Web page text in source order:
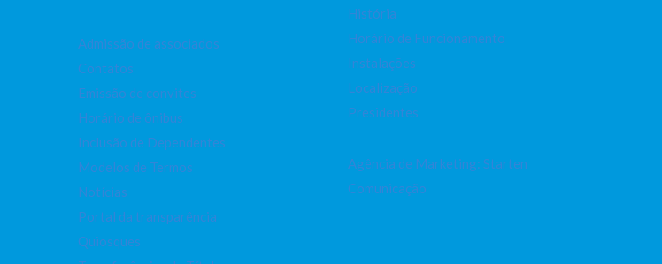
Admissão de associados
Contatos
Emissão de convites
Horário de ônibus
Inclusão de Dependentes
Modelos de Termos
Notícias
Portal da transparência
Quiosques
História
Horário de Funcionamento
Instalações
Localização
Presidentes
Agência de Marketing: Starten
Comunicação